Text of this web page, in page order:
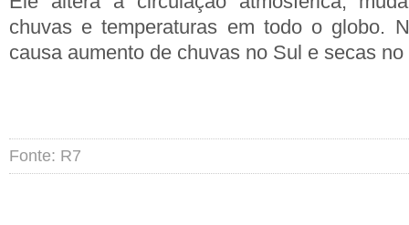
chuvas e temperaturas em todo o globo.
causa aumento de chuvas no Sul e secas
Fonte: R7